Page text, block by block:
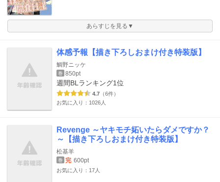
あらすじを見る▼
体感予報【描き下ろしおまけ付き特装版】
鯛野ニッケ
巻 850pt
週間BLランキング1位
4.7 （6件）
お気に入り：1026人
Revenge ～ヤキモチ妬いたらダメですか？
～【描き下ろしおまけ付き特装版】
松基羊
巻 完 600pt
お気に入り：17人